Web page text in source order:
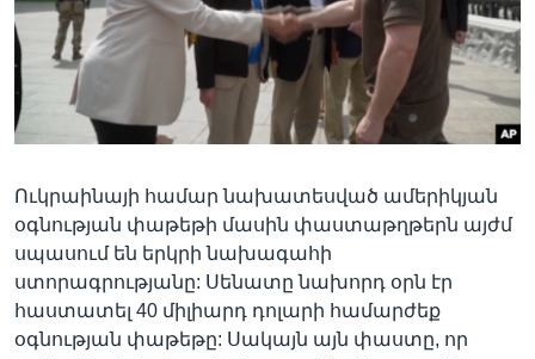
Լեզուներ
Ուկրաինայի համար նախատեսված ամերիկյան
օգնության փաթեթի մասին փաստաթղթերն այժմ
սպասում են երկրի նախագահի
ստորագրությանը: Սենատը նախորդ օրն էր
հաստատել 40 միլիարդ դոլարի համարժեք
օգնության փաթեթը: Սակայն այն փաստը, որ